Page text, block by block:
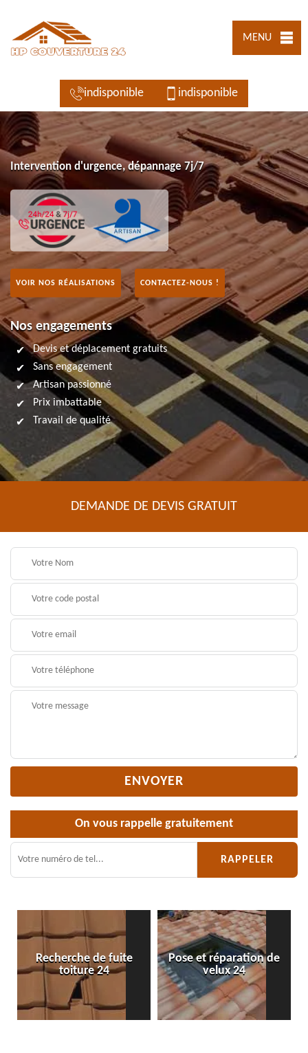
MENU
indisponible indisponible
Intervention d'urgence, dépannage 7j/7
VOIR NOS RÉALISATIONS CONTACTEZ-NOUS !
Nos engagements
Devis et déplacement gratuits
Sans engagement
Artisan passionné
Prix imbattable
Travail de qualité
DEMANDE DE DEVIS GRATUIT
On vous rappelle gratuitement
Recherche de fuite
toiture 24
Pose et réparation de
velux 24